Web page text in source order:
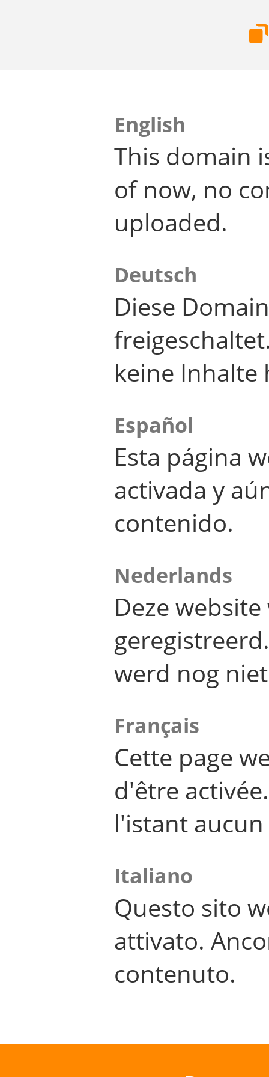
English
This domain
of now, no
uploaded.
Deutsch
Diese
keine Inhalte
Español
Esta página
activada y
contenido.
Nederlands
Deze
werd nog
Français
Cette page
d'être
l'istant
Italiano
Questo sito
attivato.
contenuto.